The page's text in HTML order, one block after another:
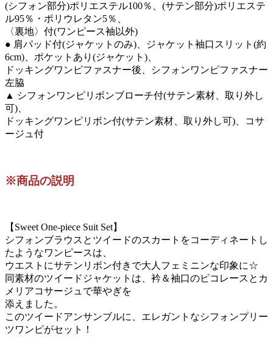
(シフォン部分)ポリエステル100％、(サテン部分)ポリエステ
ル95％・ポリウレタン5％、
〈裏地〉付(ワンピース袖以外)
● 肩パッド付(ジャケットのみ)、ジャケット袖口スリット(約
6cm)、ポケットあり(ジャケット)、
ドッキングワンピファスナー後、シフォンワンピファスナー
左脇
▲ シフォンワンピリボンブローチ付(サテン素材、取り外し
可)、
ドッキングワンピリボン付(サテン素材、取り外し可)、コサ
ージュ付
※商品の説明
【Sweet One-piece Suit Set】
シフォンブラウスとツイードのスカートをコーディネートし
たようなワンピースは、
ウエストにサテンリボン付きで大人フェミニンな印象に☆
同素材のツイードジャケットは、衿＆袖口のピコレースとカ
メリアコサージュで華やぎを
添えました。
このツイードアンサンブルに、エレガントなシフォンプリー
ツワンピがセット！